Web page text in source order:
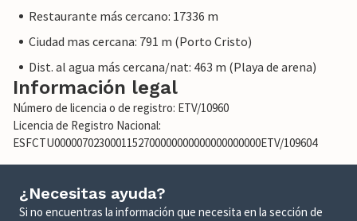
Restaurante más cercano: 17336 m
Ciudad mas cercana: 791 m (Porto Cristo)
Dist. al agua más cercana/nat: 463 m (Playa de arena)
Información legal
Número de licencia o de registro: ETV/10960
Licencia de Registro Nacional:
ESFCTU0000070230001152700000000000000000000ETV/109604
¿Necesitas ayuda?
Si no encuentras la información que necesita en la sección de